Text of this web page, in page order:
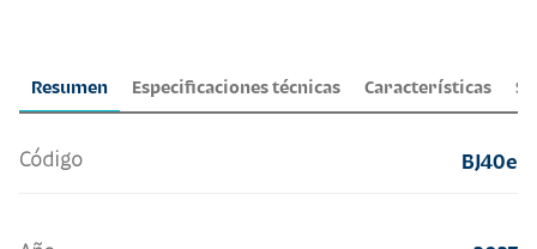
Resumen Especificaciones técnicas Características
Código BJ40e